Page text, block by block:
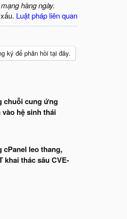
hàng ngày.
Luật pháp liên quan
ký để phản hồi tại đây.
chuỗi cung ứng
hệ sinh thái
cPanel leo thang,
khai thác sâu CVE-